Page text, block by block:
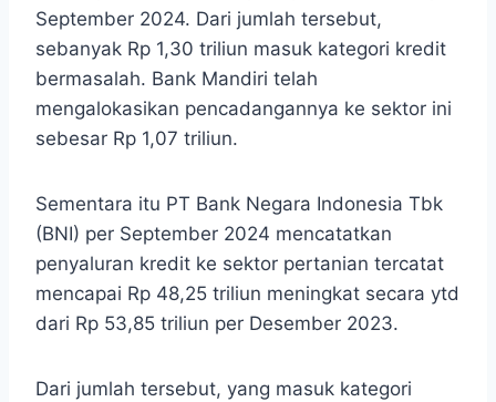
September 2024. Dari jumlah tersebut,
sebanyak Rp 1,30 triliun masuk kategori kredit
bermasalah. Bank Mandiri telah
mengalokasikan pencadangannya ke sektor ini
sebesar Rp 1,07 triliun.
Sementara itu PT Bank Negara Indonesia Tbk
(BNI) per September 2024 mencatatkan
penyaluran kredit ke sektor pertanian tercatat
mencapai Rp 48,25 triliun meningkat secara ytd
dari Rp 53,85 triliun per Desember 2023.
Dari jumlah tersebut, yang masuk kategori